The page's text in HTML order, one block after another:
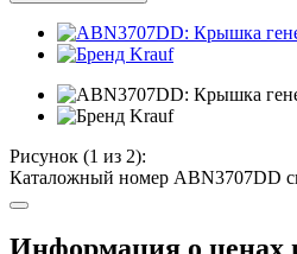
Рисунок (1 из 2):
Каталожный номер ABN3707DD